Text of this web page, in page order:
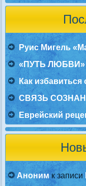
Руис Мигель
«ПУТЬ
Как
СВЯЗЬ
Еврейский
Анонимк записи